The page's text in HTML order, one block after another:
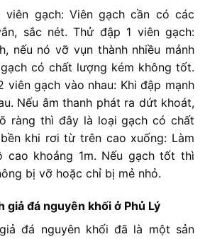
viên gạch: Viên gạch cần có các
sắc nét.Thử đập 1 viên gạch:
nếu nó vỡ vụn thành nhiều mảnh
có chất lượng kém không tốt.
viên gạch vào nhau: Khi đập mạnh
Nếu âm thanh phát ra dứt khoát,
ràng thì đây là loại gạch có chất
khi rơi từ trên cao xuống: Làm
cao khoảng 1m. Nếu gạch tốt thì
bị vỡ hoặc chỉ bị mẻ nhỏ.
giả đá nguyên khối ở Phủ Lý
đá nguyên khối đã là một sản